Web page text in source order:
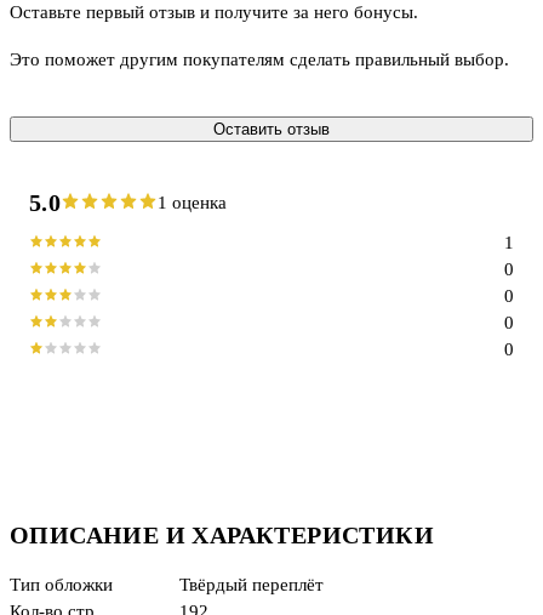
ОПИСАНИЕ И ХАРАКТЕРИСТИКИ
Тип обложки
Твёрдый переплёт
Оставьте первый отзыв и получите за него бонусы.
Это поможет другим покупателям сделать правильный выбор.
Оставить отзыв
5.0 1 оценка
0
0
0
0
1